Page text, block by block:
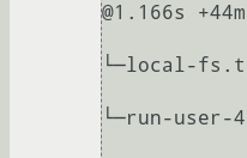
@1.166s
└─local-
└─run-user-